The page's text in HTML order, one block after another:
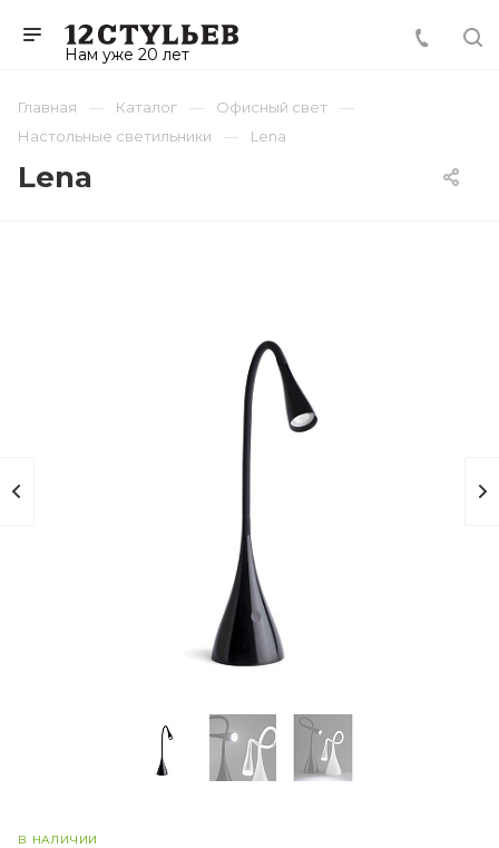
Нам уже 20 лет
Главная Каталог
Офисный свет
Настольные светильники
Lena
Lena
В НАЛИЧИИ